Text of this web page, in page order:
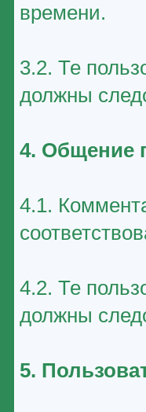
времени.
3.2. Те
должны
4. Общение
4.1.
4.2. Те
должны
5.